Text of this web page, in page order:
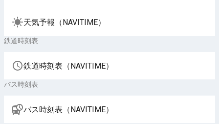
天気予報（NAVITIME）
鉄道時刻表
鉄道時刻表（NAVITIME）
バス時刻表
バス時刻表（NAVITIME）